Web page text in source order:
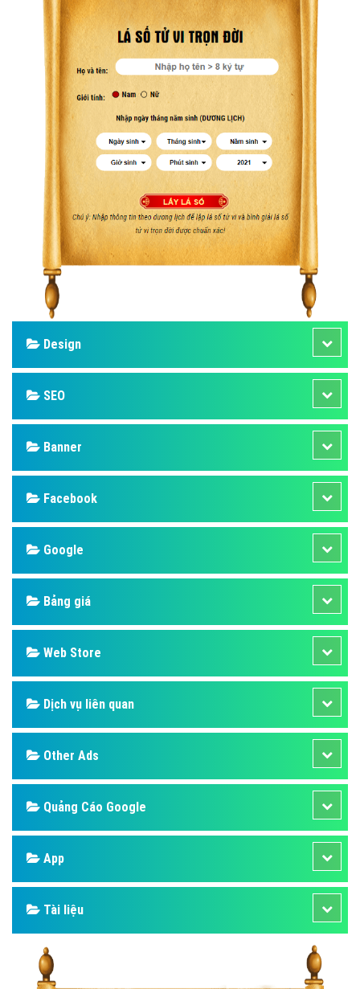
Design
SEO
Banner
Facebook
Google
Bảng giá
Web Store
Dịch vụ liên quan
Other Ads
Quảng Cáo Google
App
Tài liệu